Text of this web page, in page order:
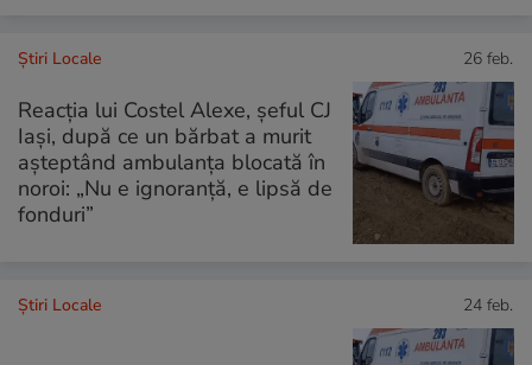
Știri Locale 26 feb.
Reacția lui Costel Alexe, șeful CJ
Iași, după ce un bărbat a murit
așteptând ambulanța blocată în
noroi: „Nu e ignoranță, e lipsă de
fonduri”
Știri Locale 24 feb.